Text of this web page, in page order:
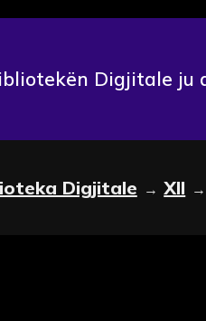
Digjitale ju
Digjitale → XII →